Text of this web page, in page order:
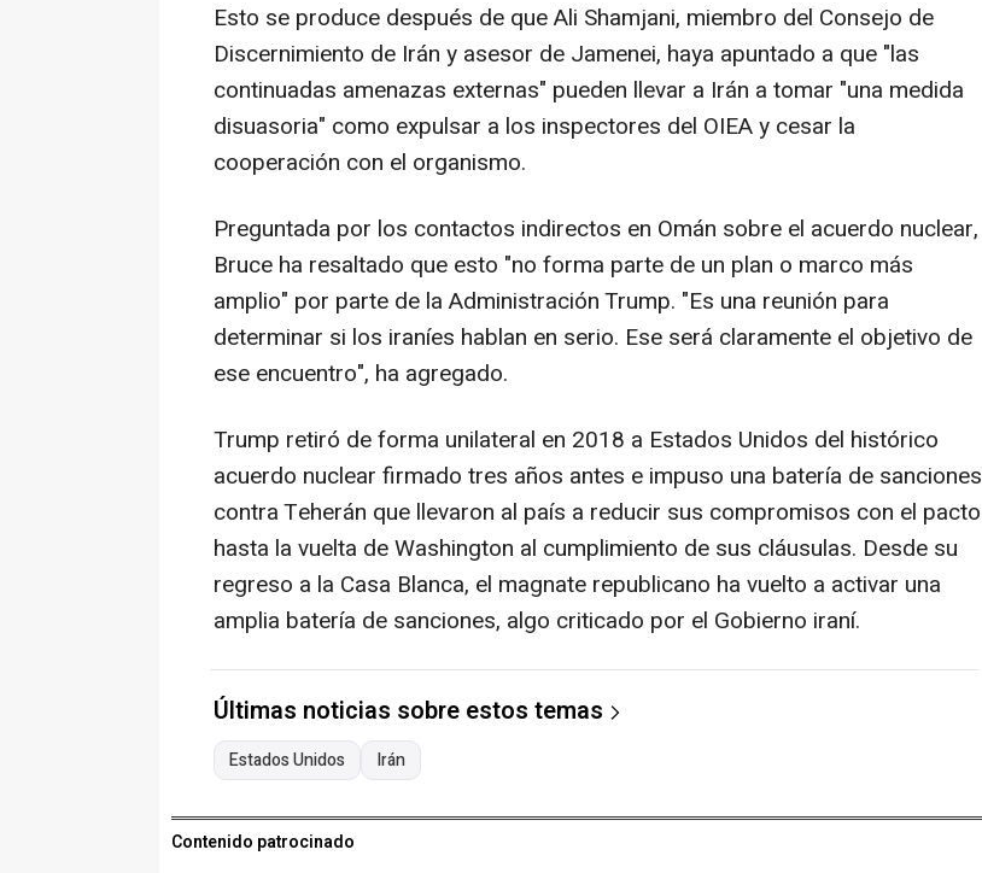
Esto se produce después de que Ali Shamjani, miembro del Consejo de
Discernimiento de Irán y asesor de Jamenei, haya apuntado a que "las
continuadas amenazas externas" pueden llevar a Irán a tomar "una medida
disuasoria" como expulsar a los inspectores del OIEA y cesar la
cooperación con el organismo.
Preguntada por los contactos indirectos en Omán sobre el acuerdo nuclear,
Bruce ha resaltado que esto "no forma parte de un plan o marco más
amplio" por parte de la Administración Trump. "Es una reunión para
determinar si los iraníes hablan en serio. Ese será claramente el objetivo de
ese encuentro", ha agregado.
Trump retiró de forma unilateral en 2018 a Estados Unidos del histórico
acuerdo nuclear firmado tres años antes e impuso una batería de sanciones
contra Teherán que llevaron al país a reducir sus compromisos con el pacto
hasta la vuelta de Washington al cumplimiento de sus cláusulas. Desde su
regreso a la Casa Blanca, el magnate republicano ha vuelto a activar una
amplia batería de sanciones, algo criticado por el Gobierno iraní.
Últimas noticias sobre estos temas
Estados Unidos Irán
Contenido patrocinado